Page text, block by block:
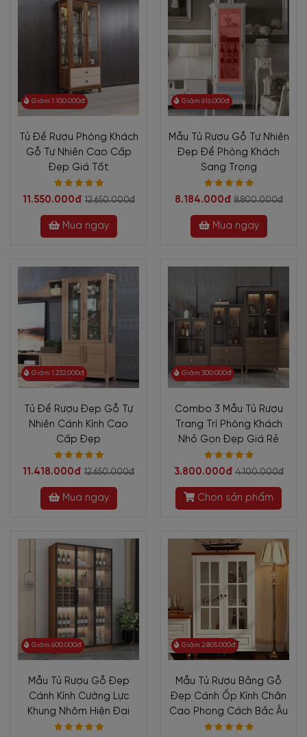
Giảm 1.100.000đ
Tủ Để Rượu Phòng Khách
Gỗ Tự Nhiên Cao Cấp
Đẹp Giá Tốt
11.550.000đ 12.650.000đ
Mua ngay
Giảm 616.000đ
Mẫu Tủ Rượu Gỗ Tự Nhiên
Đẹp Để Phòng Khách
Sang Trọng
8.184.000đ 8.800.000đ
Mua ngay
Giảm 1.232.000đ
Tủ Để Rượu Đẹp Gỗ Tự
Nhiên Cánh Kính Cao
Cấp Đẹp
11.418.000đ 12.650.000đ
Mua ngay
Giảm 300.000đ
Combo 3 Mẫu Tủ Rượu
Trang Trí Phòng Khách
Nhỏ Gọn Đẹp Giá Rẻ
3.800.000đ 4.100.000đ
Chọn sản phẩm
Giảm 600.000đ
Mẫu Tủ Rượu Gỗ Đẹp
Cánh Kính Cường Lực
Khung Nhôm Hiện Đại
Giảm 2.805.000đ
Mẫu Tủ Rượu Bằng Gỗ
Đẹp Cánh Ốp Kính Chân
Cao Phong Cách Bắc Âu